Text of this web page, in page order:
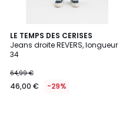
LE TEMPS DES CERISES
Jeans droite REVERS, longueur
34
64,99 €
46,00 € -29%